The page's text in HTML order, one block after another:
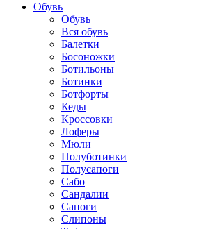
Обувь
Обувь
Вся обувь
Балетки
Босоножки
Ботильоны
Ботинки
Ботфорты
Кеды
Кроссовки
Лоферы
Мюли
Полуботинки
Полусапоги
Сабо
Сандалии
Сапоги
Слипоны